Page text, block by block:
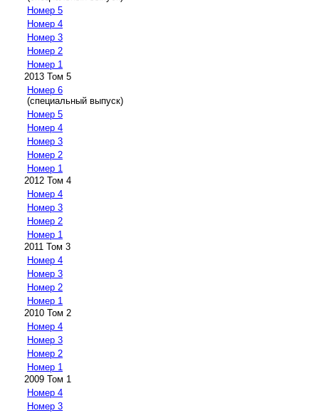
Номер 5
Номер 4
Номер 3
Номер 2
Номер 1
2013 Том 5
Номер 6
(специальный выпуск)
Номер 5
Номер 4
Номер 3
Номер 2
Номер 1
2012 Том 4
Номер 4
Номер 3
Номер 2
Номер 1
2011 Том 3
Номер 4
Номер 3
Номер 2
Номер 1
2010 Том 2
Номер 4
Номер 3
Номер 2
Номер 1
2009 Том 1
Номер 4
Номер 3